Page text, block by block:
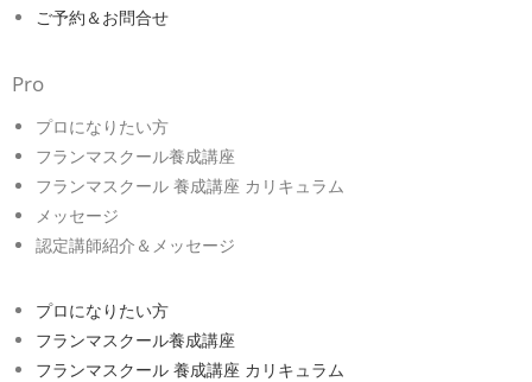
ご予約＆お問合せ
Pro
プロになりたい方
フランマスクール養成講座
フランマスクール 養成講座 カリキュラム
メッセージ
認定講師紹介＆メッセージ
プロになりたい方
フランマスクール養成講座
フランマスクール 養成講座 カリキュラム